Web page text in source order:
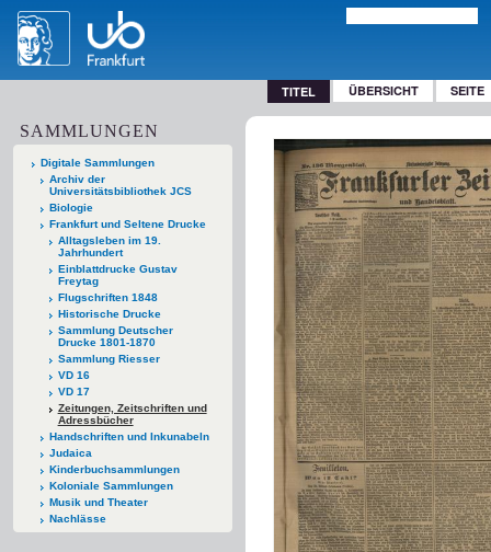
TITEL ÜBERSICHT SEITE
SAMMLUNGEN
Digitale Sammlungen
Archiv der
Universitätsbibliothek JCS
Biologie
Frankfurt und Seltene Drucke
Alltagsleben im 19.
Jahrhundert
Einblattdrucke Gustav
Freytag
Flugschriften 1848
Historische Drucke
Sammlung Deutscher
Drucke 1801-1870
Sammlung Riesser
VD 16
VD 17
Zeitungen, Zeitschriften und
Adressbücher
Handschriften und Inkunabeln
Judaica
Kinderbuchsammlungen
Koloniale Sammlungen
Musik und Theater
Nachlässe